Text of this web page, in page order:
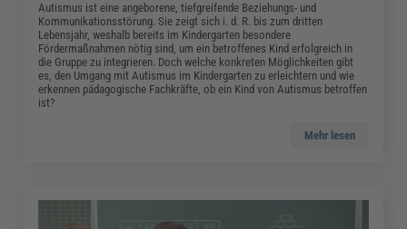
Autismus ist eine angeborene, tiefgreifende Beziehungs- und
Kommunikationsstörung. Sie zeigt sich i. d. R. bis zum dritten
Lebensjahr, weshalb bereits im Kindergarten besondere
Fördermaßnahmen nötig sind, um ein betroffenes Kind erfolgreich in
die Gruppe zu integrieren. Doch welche konkreten Möglichkeiten gibt
es, den Umgang mit Autismus im Kindergarten zu erleichtern und wie
erkennen pädagogische Fachkräfte, ob ein Kind von Autismus betroffen
ist?
Mehr lesen